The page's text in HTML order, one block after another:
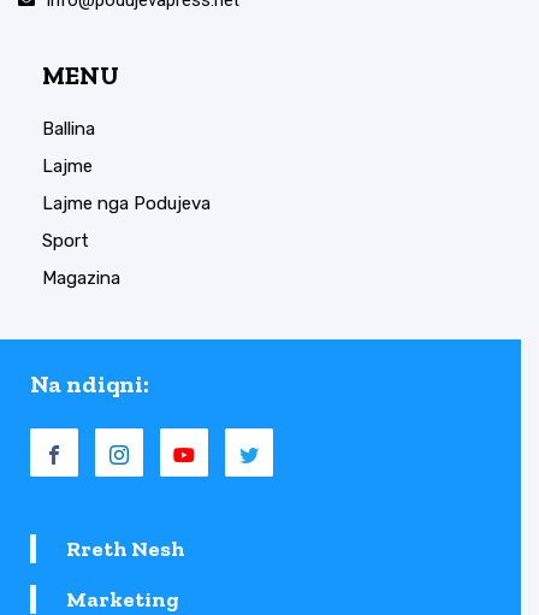
MENU
Ballina
Lajme
Lajme nga Podujeva
Sport
Magazina
Na ndiqni:
Rreth Nesh
Marketing